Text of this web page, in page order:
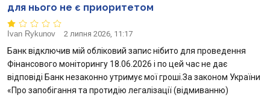
для нього не є приоритетом
Ivan Rykunov 2 липня 2026, 11:17
Банк відключив мій обліковий запис нібито для проведення
Фінансового моніторингу 18.06.2026 і по цей час не дає
відповіді Банк незаконно утримує мої гроші.За законом України
«Про запобігання та протидію легалізації (відмиванню)